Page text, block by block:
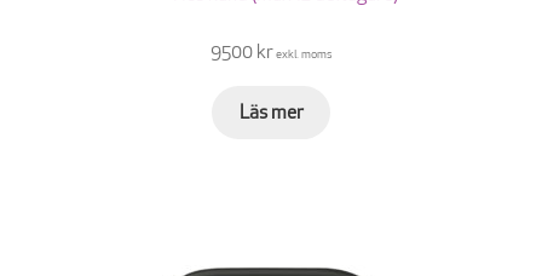
9500 krexkl. moms
Läs mer